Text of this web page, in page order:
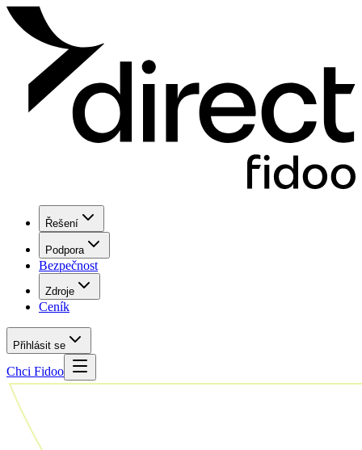
Řešení
Podpora
Bezpečnost
Zdroje
Ceník
Přihlásit se
Chci Fidoo